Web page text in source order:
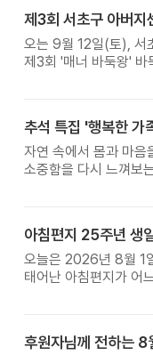
오는 9월 12일(토), 서
제3회 '매너 바둑왕' 바
추석 특집 '행복한 가
자연 속에서 몸과 마음
소중함을 다시 느껴보
아침편지 25주년 생
오늘은 2026년 8월 1
태어난 아침편지가 어
후원자님께 전하는 8